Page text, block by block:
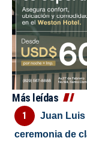
Más leídas
Juan Luis
ceremonia de